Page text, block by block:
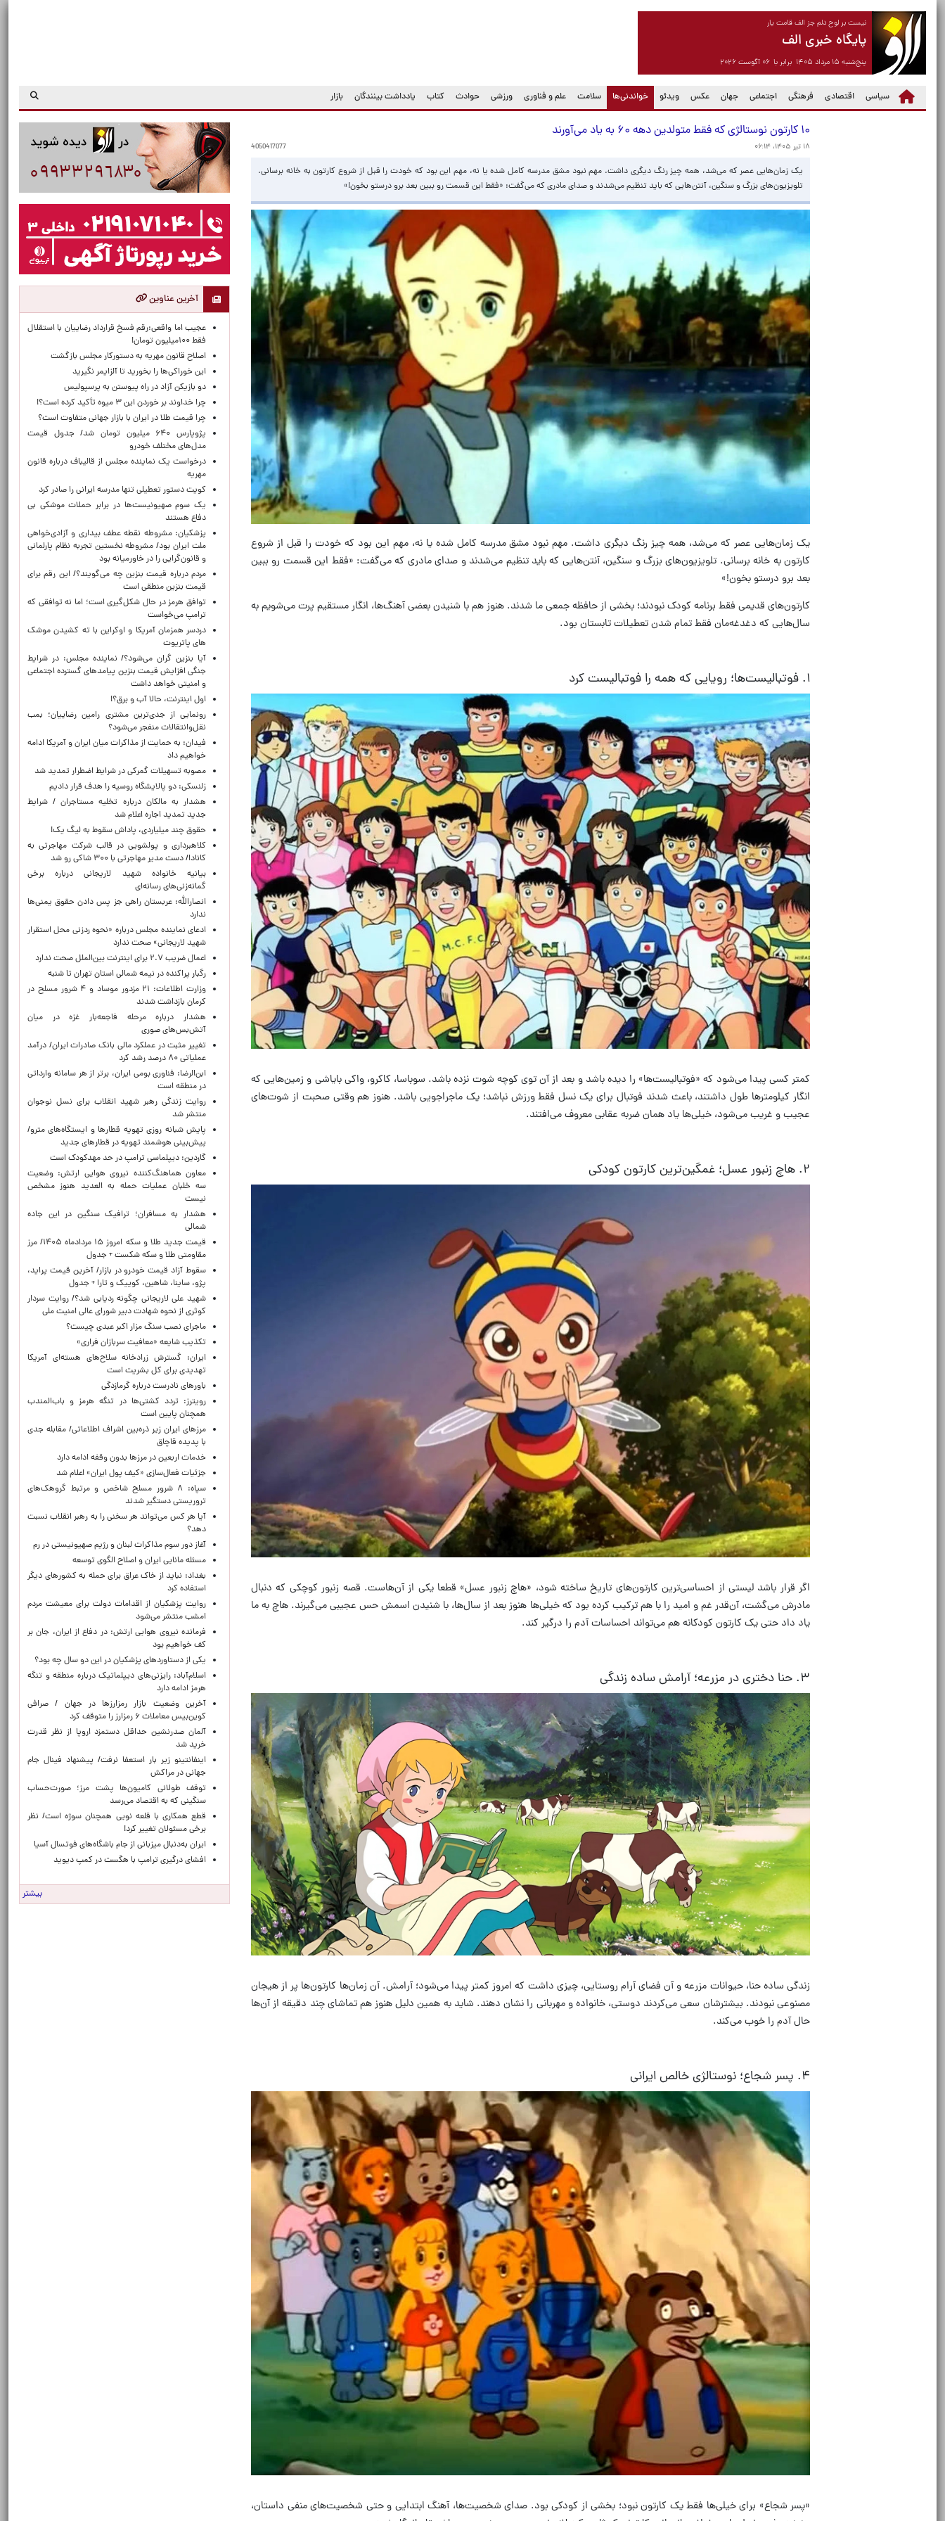
نیست بر لوح دلم جز الف قامت یار
پایگاه خبری الف
پنج‌شنبه ۱۵ مرداد ۱۴۰۵ برابر با ۰۶ آگوست ۲۰۲۶
سیاسی اقتصادی فرهنگی اجتماعی جهان عکس ویدئو خواندنی‌ها
(current) سلامت علم و فناوری ورزشی حوادث کتاب یادداشت بینندگان بازار
۱۰ کارتون نوستالژی که فقط متولدین دهه ۶۰ به یاد می‌آورند
۱۸ تیر ۱۴۰۵، ۰۶:۱۴ 4050417077
یک زمان‌هایی عصر که می‌شد، همه چیز رنگ دیگری داشت. مهم نبود مشق مدرسه کامل شده یا نه، مهم این بود که خودت را قبل از شروع کارتون به خانه برسانی.
تلویزیون‌های بزرگ و سنگین، آنتن‌هایی که باید تنظیم می‌شدند و صدای مادری که می‌گفت: «فقط این قسمت رو ببین بعد برو درستو بخون!»
یک زمان‌هایی عصر که می‌شد، همه چیز رنگ دیگری داشت. مهم نبود مشق مدرسه کامل شده یا نه، مهم این بود که خودت را قبل از شروع
کارتون به خانه برسانی. تلویزیون‌های بزرگ و سنگین، آنتن‌هایی که باید تنظیم می‌شدند و صدای مادری که می‌گفت: «فقط این قسمت رو ببین
بعد برو درستو بخون!»
کارتون‌های قدیمی فقط برنامه کودک نبودند؛ بخشی از حافظه جمعی ما شدند. هنوز هم با شنیدن بعضی آهنگ‌ها، انگار مستقیم پرت می‌شویم به
سال‌هایی که دغدغه‌مان فقط تمام شدن تعطیلات تابستان بود.
۱. فوتبالیست‌ها؛ رویایی که همه را فوتبالیست کرد
کمتر کسی پیدا می‌شود که «فوتبالیست‌ها» را دیده باشد و بعد از آن توی کوچه شوت نزده باشد. سوباسا، کاکرو، واکی بایاشی و زمین‌هایی که
انگار کیلومترها طول داشتند، باعث شدند فوتبال برای یک نسل فقط ورزش نباشد؛ یک ماجراجویی باشد. هنوز هم وقتی صحبت از شوت‌های
عجیب و غریب می‌شود، خیلی‌ها یاد همان ضربه عقابی معروف می‌افتند.
۲. هاچ زنبور عسل؛ غمگین‌ترین کارتون کودکی
اگر قرار باشد لیستی از احساسی‌ترین کارتون‌های تاریخ ساخته شود، «هاچ زنبور عسل» قطعا یکی از آن‌هاست. قصه زنبور کوچکی که دنبال
مادرش می‌گشت، آن‌قدر غم و امید را با هم ترکیب کرده بود که خیلی‌ها هنوز بعد از سال‌ها، با شنیدن اسمش حس عجیبی می‌گیرند. هاچ به ما
یاد داد حتی یک کارتون کودکانه هم می‌تواند احساسات آدم را درگیر کند.
۳. حنا دختری در مزرعه؛ آرامش ساده زندگی
زندگی ساده حنا، حیوانات مزرعه و آن فضای آرام روستایی، چیزی داشت که امروز کمتر پیدا می‌شود؛ آرامش.آن زمان‌ها کارتون‌ها پر از هیجان
مصنوعی نبودند. بیشترشان سعی می‌کردند دوستی، خانواده و مهربانی را نشان دهند. شاید به همین دلیل هنوز هم تماشای چند دقیقه از آن‌ها
حال آدم را خوب می‌کند.
۴. پسر شجاع؛ نوستالژی خالص ایرانی
«پسر شجاع» برای خیلی‌ها فقط یک کارتون نبود؛ بخشی از کودکی بود. صدای شخصیت‌ها، آهنگ ابتدایی و حتی شخصیت‌های منفی داستان،
آخرین عناوین
عجیب اما واقعی:رقم فسخ قرارداد رضاییان با استقلال
فقط ۱۰۰میلیون تومان!
اصلاح قانون مهریه به دستورکار مجلس بازگشت
این خوراکی‌ها را بخورید تا آلزایمر نگیرید
دو بازیکن آزاد در راه پیوستن به پرسپولیس
چرا خداوند بر خوردن این ۳ میوه تأکید کرده است؟!
چرا قیمت طلا در ایران با بازار جهانی متفاوت است؟
پژوپارس ۶۴۰ میلیون تومان شد/ جدول قیمت
مدل‌های مختلف خودرو
درخواست یک نماینده مجلس از قالیباف درباره قانون
مهریه
کویت دستور تعطیلی تنها مدرسه ایرانی را صادر کرد
یک‌ سوم صهیونیست‌ها در برابر حملات موشکی بی
دفاع هستند
پزشکیان: مشروطه نقطه عطف بیداری و آزادی‌خواهی
ملت ایران بود/ مشروطه نخستین تجربه نظام پارلمانی
و قانون‌گرایی را در خاورمیانه بود
مردم درباره قیمت بنزین چه می‌گویند؟/ این رقم برای
قیمت بنزین منطقی است
توافق هرمز در حال شکل‌گیری است؛ اما نه توافقی که
ترامپ می‌خواست
دردسر همزمان آمریکا و اوکراین با ته کشیدن موشک
های پاتریوت
آیا بنزین گران می‌شود؟/ نماینده مجلس: در شرایط
جنگی افزایش قیمت بنزین پیامدهای گسترده اجتماعی
و امنیتی خواهد داشت
اول اینترنت، حالا آب و برق؟!
رونمایی از جدی‌ترین مشتری رامین رضاییان؛ بمب
نقل‌وانتقالات منفجر می‌شود؟
فیدان: به حمایت از مذاکرات میان ایران و آمریکا ادامه
خواهیم داد
مصوبه تسهیلات گمرکی در شرایط اضطرار تمدید شد
زلنسکی: دو پالایشگاه روسیه را هدف قرار دادیم
هشدار به مالکان درباره تخلیه مستاجران / شرایط
جدید تمدید اجاره اعلام شد
حقوق چند میلیاردی، پاداش سقوط به لیگ یک!
کلاهبرداری و پولشویی در قالب شرکت مهاجرتی به
کانادا/ دست مدیر مهاجرتی با ۳۰۰ شاکی رو شد
بیانیه خانواده شهید لاریجانی درباره برخی
گمانه‌زنی‌های رسانه‌ای
انصارالله: عربستان راهی جز پس دادن حقوق یمنی‌ها
ندارد
ادعای نماینده مجلس درباره «نحوه ردزنی محل استقرار
شهید لاریجانی» صحت ندارد
اعمال ضریب ۲.۷ برای اینترنت بین‌الملل صحت ندارد
رگبار پراکنده در نیمه شمالی استان تهران تا شنبه
وزارت اطلاعات: ۲۱ مزدور موساد و ۴ شرور مسلح در
کرمان بازداشت شدند
هشدار درباره مرحله فاجعه‌بار غزه در میان
آتش‌بس‌های صوری
تغییر مثبت در عملکرد مالی بانک صادرات ایران/ درآمد
عملیاتی ۸۰ درصد رشد کرد
ابن‌الرضا: فناوری بومی ایران، برتر از هر سامانه وارداتی
در منطقه است
روایت زندگی رهبر شهید انقلاب برای نسل نوجوان
منتشر شد
پایش شبانه روزی تهویه قطارها و ایستگاه‌های مترو/
پیش‌بینی هوشمند تهویه در قطارهای جدید
گاردین: دیپلماسی ترامپ در حد مهدکودک است
معاون هماهنگ‌کننده نیروی هوایی ارتش: وضعیت
سه خلبان عملیات حمله به العدید هنوز مشخص
نیست
هشدار به مسافران؛ ترافیک سنگین در این جاده
شمالی
قیمت جدید طلا و سکه امروز ۱۵ مردادماه ۱۴۰۵/ مرز
مقاومتی طلا و سکه شکست + جدول
سقوط آزاد قیمت خودرو در بازار/ آخرین قیمت پراید،
پژو، ساینا، شاهین، کوییک و تارا + جدول
شهید علی لاریجانی چگونه ردیابی شد؟/ روایت سردار
کوثری از نحوه شهادت دبیر شورای عالی امنیت ملی
ماجرای نصب سنگ مزار اکبر عبدی چیست؟
تکذیب شایعه «معافیت سربازان فراری»
ایران: گسترش زرادخانه سلاح‌های هسته‌ای آمریکا
تهدیدی برای کل بشریت است
باورهای نادرست درباره گرمازدگی
رویترز: تردد کشتی‌ها در تنگه هرمز و باب‌المندب
همچنان پایین است
مرزهای ایران زیر ذره‌بین اشراف اطلاعاتی/ مقابله جدی
با پدیده قاچاق
خدمات اربعین در مرزها بدون وقفه ادامه دارد
جزئیات فعال‌سازی «کیف پول ایران» اعلام شد
سپاه: ۸ شرور مسلح شاخص و مرتبط گروهک‌های
تروریستی دستگیر شدند
آیا هر کس می‌تواند هر سخنی را به رهبر انقلاب نسبت
دهد؟
آغاز دور سوم مذاکرات لبنان و رژیم صهیونیستی در رم
مسئله مانایی ایران و اصلاح الگوی توسعه
بغداد: نباید از خاک عراق برای حمله به کشورهای دیگر
استفاده کرد
روایت پزشکیان از اقدامات دولت برای معیشت مردم
امشب منتشر می‌شود
فرمانده نیروی هوایی ارتش: در دفاع از ایران، جان بر
کف خواهیم بود
یکی از دستاوردهای پزشکیان در این دو سال چه بود؟
اسلام‌آباد: رایزنی‌های دیپلماتیک درباره منطقه و تنگه
هرمز ادامه دارد
آخرین وضعیت بازار رمزارزها در جهان / صرافی
کوین‌بیس معاملات ۶ رمزارز را متوقف کرد
آلمان صدرنشین حداقل دستمزد اروپا از نظر قدرت
خرید شد
اینفانتینو زیر بار استعفا نرفت/ پیشنهاد فینال جام
جهانی در مراکش
توقف طولانی کامیون‌ها پشت مرز؛ صورت‌حساب
سنگینی که به اقتصاد می‌رسد
قطع همکاری با قلعه نویی همچنان سوژه است/ نظر
برخی مسئولان تغییر کرد!
ایران به‌دنبال میزبانی از جام باشگاه‌های فوتسال آسیا
افشای درگیری ترامپ با هگست در کمپ دیوید
بیشتر